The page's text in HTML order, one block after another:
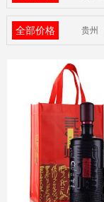
全部价格 贵州